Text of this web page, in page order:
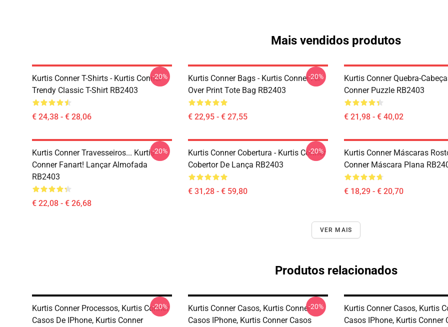
Mais vendidos produtos
Kurtis Conner T-Shirts - Kurtis Conner
Trendy Classic T-Shirt RB2403
€ 24,38 - € 28,06
-20%
Kurtis Conner Bags - Kurtis Conner All
Over Print Tote Bag RB2403
€ 22,95 - € 27,55
-20%
Kurtis Conner Quebra-
Conner Puzzle RB2403
€ 21,98 - € 40,02
Kurtis Conner Travesseiros... Kurtis
Conner Fanart! Lançar Almofada
RB2403
€ 22,08 - € 26,68
-20%
Kurtis Conner Cobertura - Kurtis Conner
Cobertor De Lança RB2403
€ 31,28 - € 59,80
-20%
Kurtis Conner Máscaras
Conner Máscara Plana
€ 18,29 - € 20,70
VER MAIS
Produtos relacionados
Kurtis Conner Processos, Kurtis Conner
Casos De IPhone, Kurtis Conner
-20%
Kurtis Conner Casos, Kurtis Conner
Casos IPhone, Kurtis Conner Casos
-20%
Kurtis Conner Casos, Kurtis
Casos IPhone, Kurtis Conner